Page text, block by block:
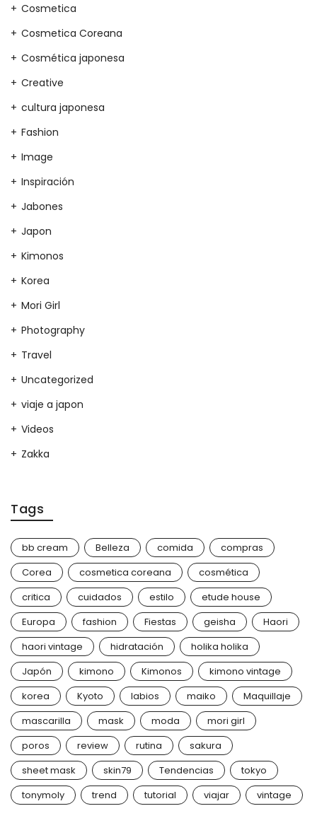
Cosmetica
Cosmetica Coreana
Cosmética japonesa
Creative
cultura japonesa
Fashion
Image
Inspiración
Jabones
Japon
Kimonos
Korea
Mori Girl
Photography
Travel
Uncategorized
viaje a japon
Videos
Zakka
Tags
bb cream Belleza comida
compras
Corea
cosmetica coreana
cosmética
critica
cuidados estilo
etude house
Europa
fashion Fiestas geisha
Haori
haori vintage
hidratación
holika holika
Japón
kimono Kimonos
kimono vintage
korea
Kyoto labios maiko
Maquillaje
mascarilla
mask moda
mori girl
poros
review rutina
sakura
sheet mask
skin79 Tendencias
tokyo
tonymoly
trend tutorial viajar vintage